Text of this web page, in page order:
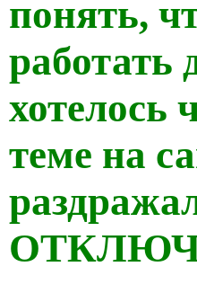
понять,
теме на